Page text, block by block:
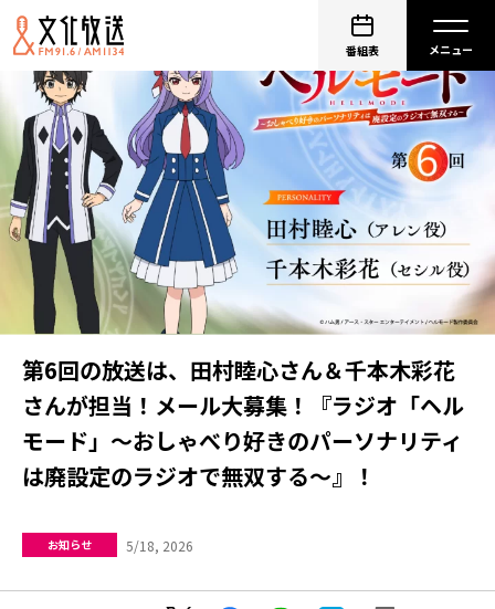
番組表
第6回の放送は、田村睦心さん＆千本木彩花
さんが担当！メール大募集！『ラジオ「ヘル
モード」～おしゃべり好きのパーソナリティ
は廃設定のラジオで無双する～』！
お知らせ 5/18, 2026